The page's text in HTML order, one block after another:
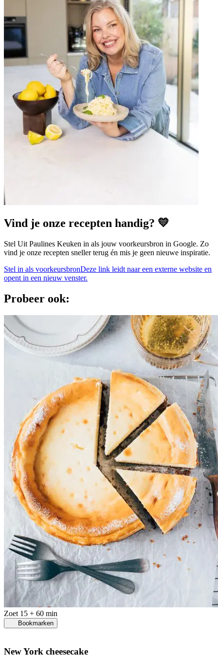
Vind je onze recepten handig? 💛
Stel Uit Paulines Keuken in als jouw voorkeursbron in Google. Zo
vind je onze recepten sneller terug én mis je geen nieuwe inspiratie.
Stel in als voorkeursbronDeze link leidt naar een externe website en
opent in een nieuw venster.
Probeer ook:
Zoet 15 + 60 min
Bookmarken
New York cheesecake